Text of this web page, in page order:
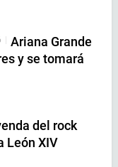
| Ariana Grande
y se tomará
del rock
León XIV